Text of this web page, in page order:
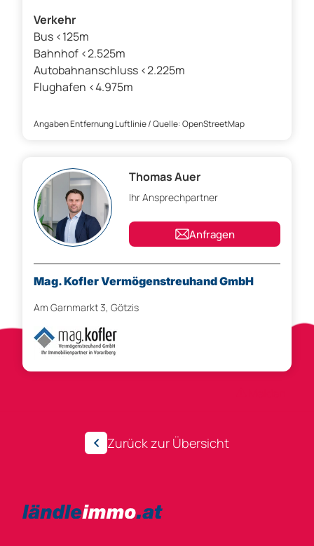
Verkehr
Bus <125m
Bahnhof <2.525m
Autobahnanschluss <2.225m
Flughafen <4.975m
Angaben Entfernung Luftlinie / Quelle: OpenStreetMap
Thomas Auer
Ihr Ansprechpartner
Anfragen
Mag. Kofler Vermögenstreuhand GmbH
Am Garnmarkt 3, Götzis
Zurück zur Übersicht